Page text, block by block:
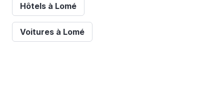
Hôtels à Lomé
Voitures à Lomé